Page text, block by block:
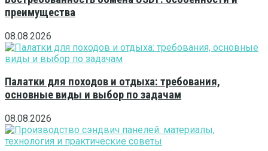
преимущества
08.08.2026
Палатки для походов и отдыха: требования,
основные виды и выбор по задачам
08.08.2026